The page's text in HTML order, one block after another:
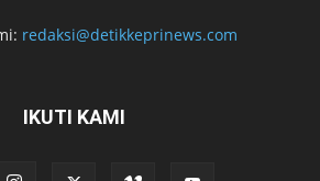
redaksi@detikkeprinews.com
IKUTI KAMI